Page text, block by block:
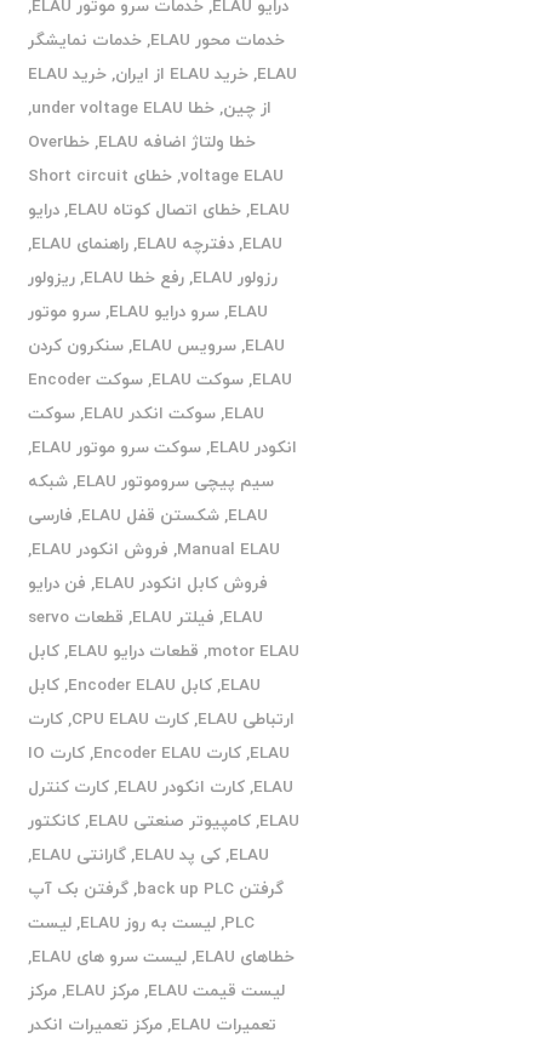
درایو ELAU ,خدمات سرو موتور ELAU
,
خدمات محور ELAU
,خدمات نمایشگر
ELAU
,خرید ELAU از ایران ,
خرید ELAU
از چین,خطا under voltage ELAU
,
خطا ولتاژ اضافه ELAU
,
خطاOver
voltage ELAU
,
خطای Short circuit
ELAU
,خطای اتصال کوتاه ELAU ,درایو
ELAU
,دفترچه ELAU ,راهنمای ELAU
,
رزولور ELAU
,رفع خطا ELAU ,ریزولور
ELAU
,سرو درایو ELAU ,سرو موتور
ELAU
,سرویس ELAU ,سنکرون کردن
ELAU
,سوکت ELAU ,
سوکت Encoder
ELAU
,سوکت انکدر ELAU ,سوکت
انکودر ELAU
,سوکت سرو موتور ELAU
,
سیم پیچی سروموتور ELAU
,شبکه
ELAU
,شکستن قفل ELAU , فارسی
Manual ELAU
, فروش انکودر ELAU
,
فروش کابل انکودر ELAU
, فن درایو
ELAU
, فیلتر ELAU ,
قطعات servo
motor ELAU
, قطعات درایو ELAU ,کابل
ELAU
,کابل Encoder ELAU ,کابل
ارتباطی ELAU
,کارت CPU ELAU ,کارت
ELAU
,کارت Encoder ELAU ,
کارت IO
ELAU
,کارت انکودر ELAU ,کارت کنترل
ELAU
,کامپیوتر صنعتی ELAU ,کانکتور
ELAU
,کی پد ELAU ,گارانتی ELAU
,
گرفتن back up PLC
,گرفتن بک آپ
PLC
,لیست به روز ELAU ,لیست
خطاهای ELAU
,لیست سرو های ELAU
,
لیست قیمت ELAU
,مرکز ELAU ,مرکز
تعمیرات ELAU
,مرکز تعمیرات انکدر